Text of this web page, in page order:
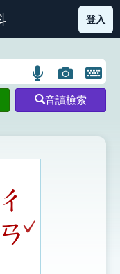
部首索引表圖示
登入
語
言
搜
示
圖
片
搜
開
鍵
圖
音讀檢索
ㄔ
ㄢ ˇ